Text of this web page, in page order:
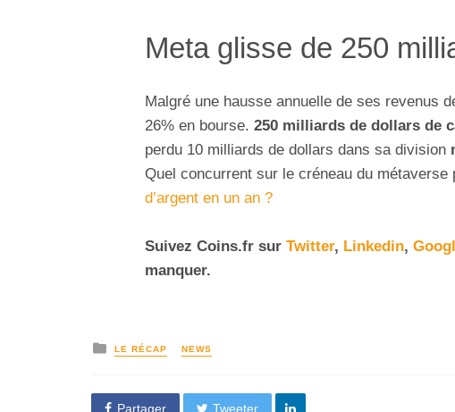
Meta glisse de 250
Malgré une hausse annuelle de ses revenus
26% en bourse. 250 milliards de dollars de
perdu 10 milliards de dollars dans sa division
Quel concurrent sur le créneau du métaverse
d’argent en un an ?
Suivez Coins.fr sur Twitter, Linkedin,
manquer.
LE RÉCAP NEWS
Partager Tweeter